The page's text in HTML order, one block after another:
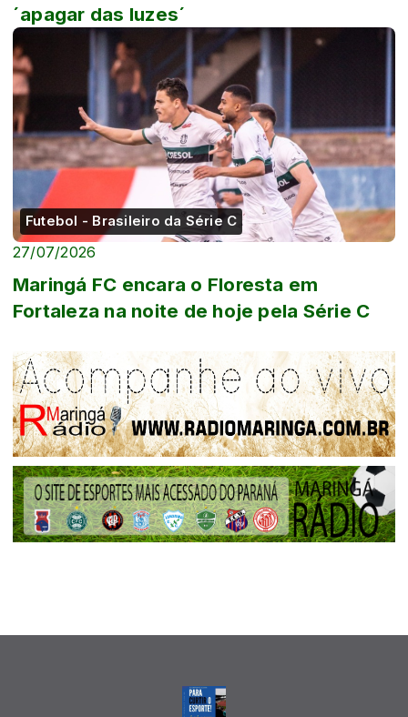
´apagar das luzes´
Futebol - Brasileiro da Série C
27/07/2026
Maringá FC encara o Floresta em
Fortaleza na noite de hoje pela Série C